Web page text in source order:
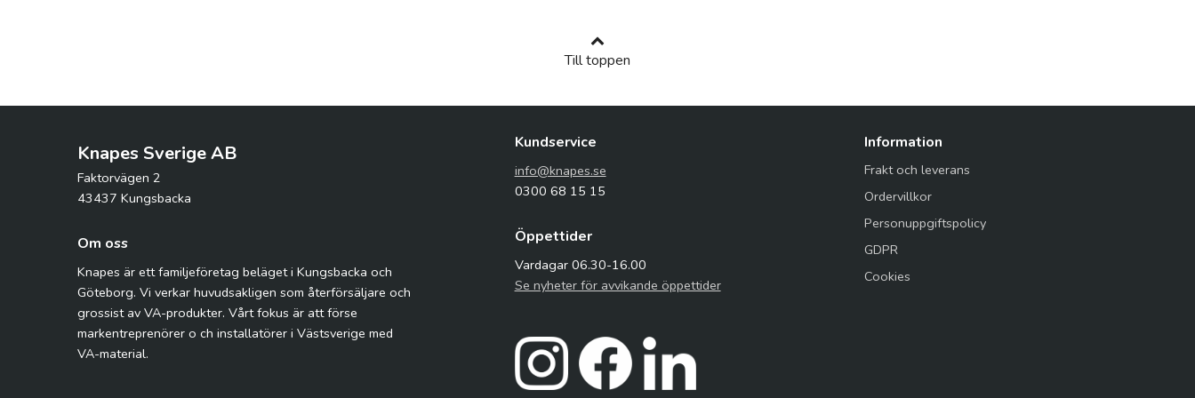
Till toppen
Knapes Sverige AB
Faktorvägen 2
43437 Kungsbacka
Om oss
Knapes är ett familjeföretag beläget i Kungsbacka och
Göteborg. Vi verkar huvudsakligen som återförsäljare och
grossist av VA-produkter. Vårt fokus är att förse
markentreprenörer o ch installatörer i Västsverige med
VA-material.
Kundservice
info@knapes.se
0300 68 15 15
Öppettider
Vardagar 06.30-16.00
Se nyheter för avvikande öppettider
Information
Frakt och leverans
Ordervillkor
Personuppgiftspolicy
GDPR
Cookies